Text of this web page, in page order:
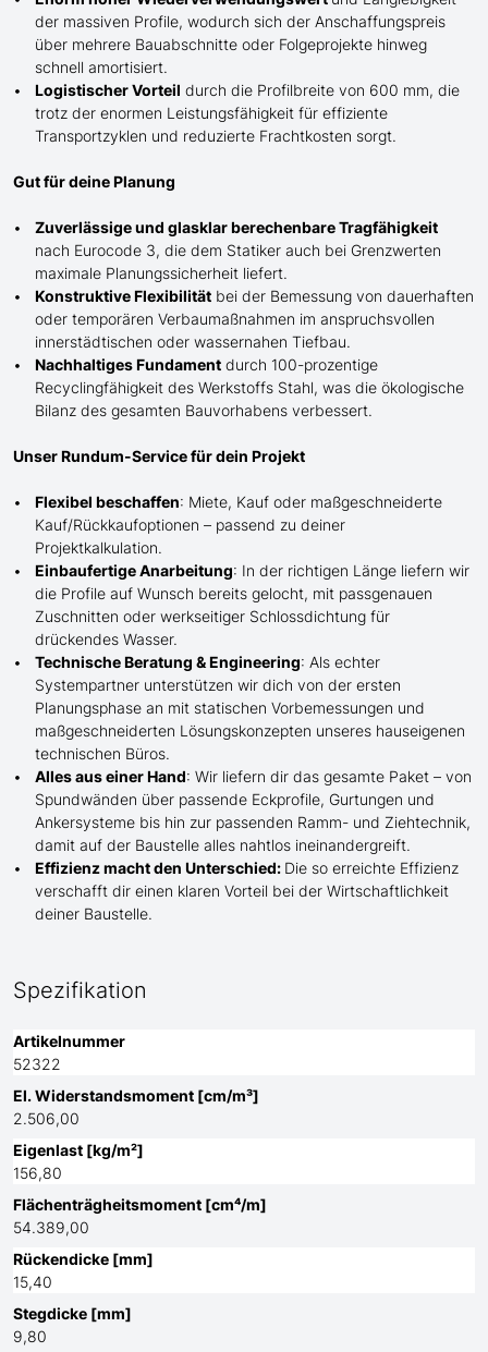
der massiven Profile, wodurch sich der Anschaffungspreis
über mehrere Bauabschnitte oder Folgeprojekte hinweg
schnell amortisiert.
Logistischer Vorteil durch die Profilbreite von 600 mm, die
trotz der enormen Leistungsfähigkeit für effiziente
Transportzyklen und reduzierte Frachtkosten sorgt.
Gut für deine Planung
Zuverlässige und glasklar berechenbare Tragfähigkeit
nach Eurocode 3, die dem Statiker auch bei Grenzwerten
maximale Planungssicherheit liefert.
Konstruktive Flexibilität bei der Bemessung von dauerhaften
oder temporären Verbaumaßnahmen im anspruchsvollen
innerstädtischen oder wassernahen Tiefbau.
Nachhaltiges Fundament durch 100-prozentige
Recyclingfähigkeit des Werkstoffs Stahl, was die ökologische
Bilanz des gesamten Bauvorhabens verbessert.
Unser Rundum-Service für dein Projekt
Flexibel beschaffen: Miete, Kauf oder maßgeschneiderte
Kauf/Rückkaufoptionen – passend zu deiner
Projektkalkulation.
Einbaufertige Anarbeitung: In der richtigen Länge liefern wir
die Profile auf Wunsch bereits gelocht, mit passgenauen
Zuschnitten oder werkseitiger Schlossdichtung für
drückendes Wasser.
Technische Beratung & Engineering: Als echter
Systempartner unterstützen wir dich von der ersten
Planungsphase an mit statischen Vorbemessungen und
maßgeschneiderten Lösungskonzepten unseres hauseigenen
technischen Büros.
Alles aus einer Hand: Wir liefern dir das gesamte Paket – von
Spundwänden über passende Eckprofile, Gurtungen und
Ankersysteme bis hin zur passenden Ramm- und Ziehtechnik,
damit auf der Baustelle alles nahtlos ineinandergreift.
Effizienz macht den Unterschied: Die so erreichte Effizienz
verschafft dir einen klaren Vorteil bei der Wirtschaftlichkeit
deiner Baustelle.
Spezifikation
Artikelnummer
52322
El. Widerstandsmoment [cm/m³]
2.506,00
Eigenlast [kg/m²]
156,80
Flächenträgheitsmoment [cm⁴/m]
54.389,00
Rückendicke [mm]
15,40
Stegdicke [mm]
9,80